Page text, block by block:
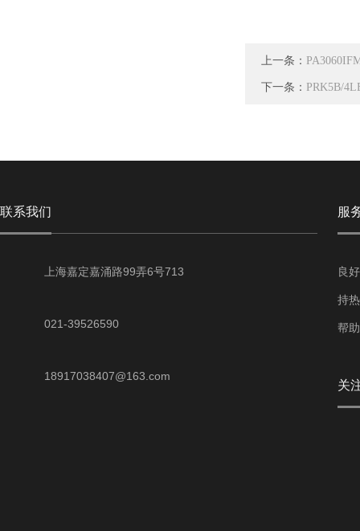
上一条：
下一条： PRK5B/
联系我们
上海嘉定嘉涌路99弄6号713
021-39526590
18917038407@163.com
服
良
持
帮
关